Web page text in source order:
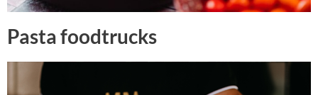
Pasta foodtrucks